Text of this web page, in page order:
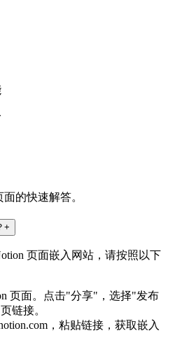
的快速解答。
+
页面嵌入网站，请按照以下
页面。点击"分享"，选择"发布
链接。
，粘贴链接，获取嵌入